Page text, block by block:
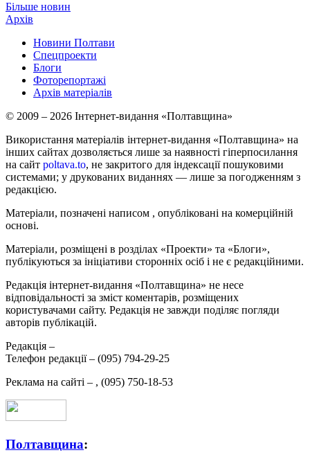
Більше новин
Архів
Новини Полтави
Спецпроекти
Блоги
Фоторепортажі
Архів матеріалів
© 2009 – 2026 Інтернет-видання «Полтавщина»
Використання матеріалів інтернет-видання «Полтавщина» на
інших сайтах дозволяється лише за наявності гіперпосилання
на сайт poltava.to, не закритого для індексації пошуковими
системами; у друкованих виданнях — лише за погодженням з
редакцією.
Матеріали, позначені написом , опубліковані на комерційній
основі.
Матеріали, розміщені в розділах «Проекти» та «Блоги»,
публікуються за ініціативи сторонніх осіб і не є редакційними.
Редакція інтернет-видання «Полтавщина» не несе
відповідальності за зміст коментарів, розміщених
користувачами сайту. Редакція не завжди поділяє погляди
авторів публікацій.
Редакція –
Телефон редакції – (095) 794-29-25
Реклама на сайті – , (095) 750-18-53
Полтавщина: